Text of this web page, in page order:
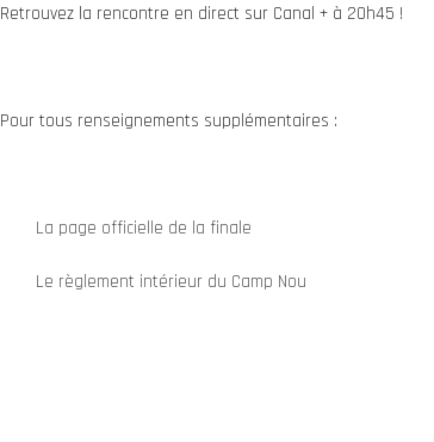
Retrouvez la rencontre en direct sur Canal + à 20h45 !
Pour tous renseignements supplémentaires :
La page officielle de la finale
Le règlement intérieur du Camp Nou